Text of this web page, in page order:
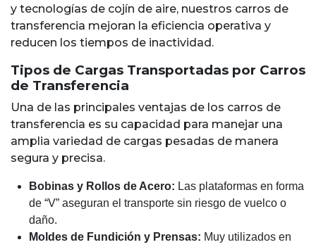
y tecnologías de cojín de aire, nuestros carros de
transferencia mejoran la eficiencia operativa y
reducen los tiempos de inactividad.
Tipos de Cargas Transportadas por Carros
de Transferencia
Una de las principales ventajas de los carros de
transferencia es su capacidad para manejar una
amplia variedad de cargas pesadas de manera
segura y precisa.
Bobinas y Rollos de Acero: Las plataformas en forma
de “V” aseguran el transporte sin riesgo de vuelco o
daño.
Moldes de Fundición y Prensas: Muy utilizados en